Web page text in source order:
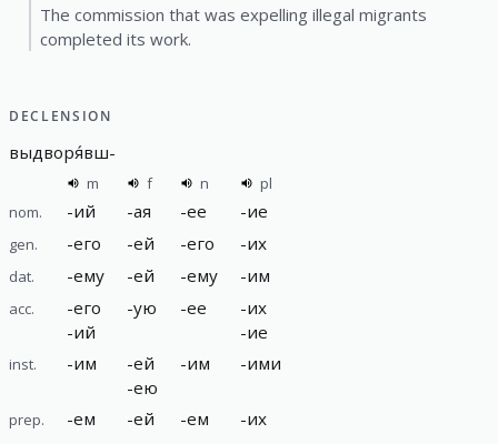
The commission that was expelling illegal migrants
completed its work.
DECLENSION
выдворя́вш-
m f n
pl
nom.
-ий -ая -ее -ие
gen. -его -ей -его -их
dat. -ему -ей -ему -им
acc. -его
-ий
-ую -ее -их
-ие
inst. -им -ей
-ею
-им -ими
prep. -ем -ей -ем -их